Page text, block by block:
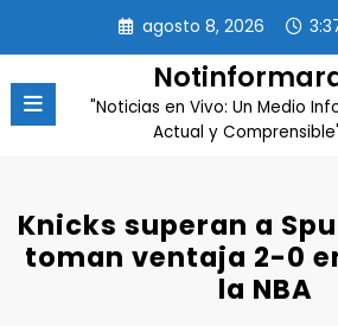
contenido
agosto 8, 2026
"Noticias en Vivo: Un Medio
Actual y
Knicks superan a
toman ventaja 2-0
la NBA